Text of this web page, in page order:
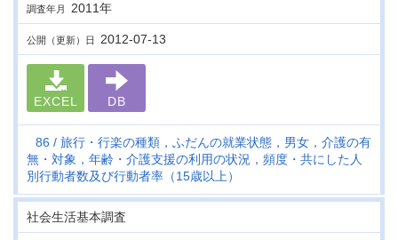
調査年月 2011年
公開（更新）日 2012-07-13
EXCEL DB
86
旅行・行楽の種類，ふだんの就業状態，男女，介護の有
無・対象，年齢・介護支援の利用の状況，頻度・共にした人
別行動者数及び行動者率（15歳以上）
社会生活基本調査